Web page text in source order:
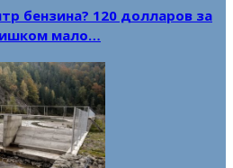
бензина? 120 долларов за
мало…